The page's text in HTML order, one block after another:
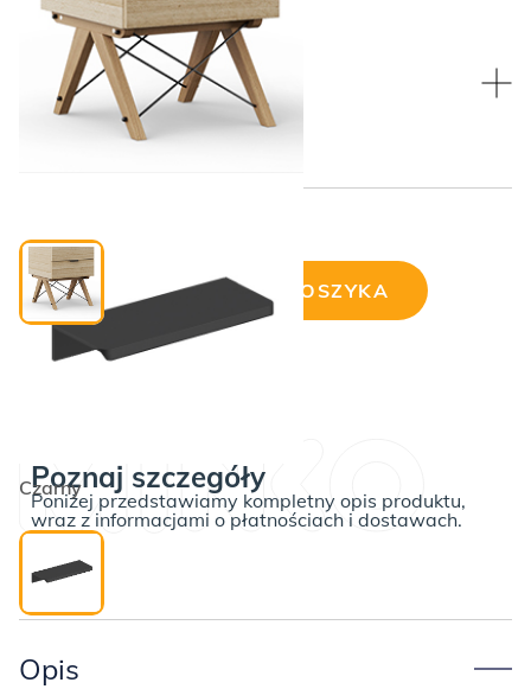
WYBRANY KOLOR:
Czarny
Czarny
Cena wybranej konfiguracji:
ilość
szary
na
dębowym
stelażu
dostępny
DODAJ DO KOSZYKA
Poznaj szczegóły
Poniżej przedstawiamy kompletny opis produktu,
wraz z informacjami o płatnościach i dostawach.
Opis